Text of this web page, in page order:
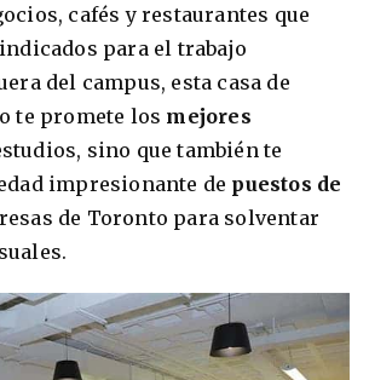
cafés y restaurantes que
para el trabajo
del campus, esta casa de
te promete los mejores
sino que también te
impresionante de puestos de
de Toronto para solventar